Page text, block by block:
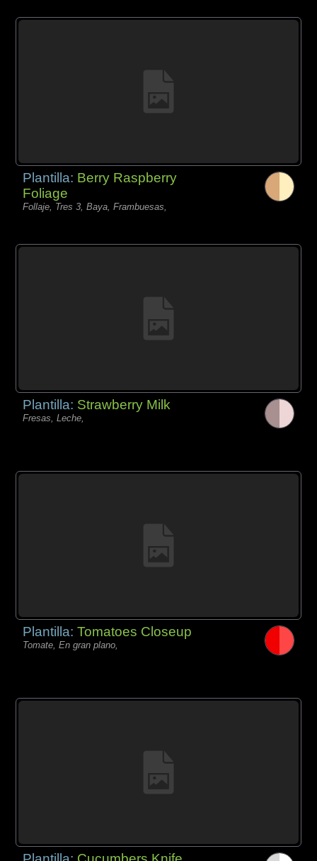
Plantilla: Berry Raspberry
Foliage
Follaje, Tres 3, Baya, Frambuesas,
Plantilla: Strawberry Milk
Fresas, Leche,
Plantilla:Tomatoes Closeup
Tomate, En gran plano,